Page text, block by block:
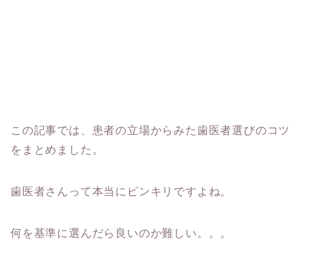
この記事では、患者の立場からみた歯医者選びのコツ
をまとめました。
歯医者さんって本当にピンキリですよね。
何を基準に選んだら良いのか難しい。。。